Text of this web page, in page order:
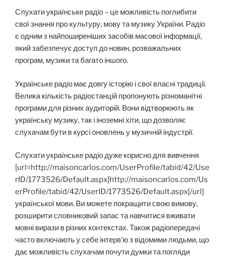
Слухати українське радіо – це можливість поглибити
свої знання про культуру, мову та музику України. Радіо
є одним з найпоширеніших засобів масової інформації,
який забезпечує доступ до новин, розважальних
програм, музики та багато іншого.
Українське радіо має довгу історію і свої власні традиції.
Велика кількість радіостанцій пропонують різноманітні
програми для різних аудиторій. Вони відтворюють як
українську музику, так і іноземні хіти, що дозволяє
слухачам бути в курсі оновлень у музичній індустрії.
Слухати українське радіо дуже корисно для вивчення
[url=http://maisoncarlos.com/UserProfile/tabid/42/Use
rID/1773526/Default.aspx]http://maisoncarlos.com/Us
erProfile/tabid/42/UserID/1773526/Default.aspx[/url]
української мови. Ви можете покращити свою вимову,
розширити словниковий запас та навчитися вживати
мовні вирази в різних контекстах. Також радіопередачі
часто включають у себе інтерв’ю з відомими людьми, що
дає можливість слухачам почути думки та погляди